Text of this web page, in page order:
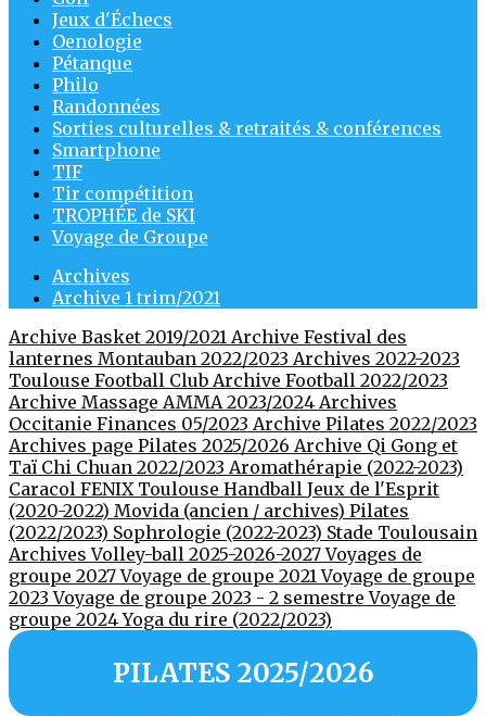
Jeux d'Échecs
Oenologie
Pétanque
Philo
Randonnées
Sorties culturelles & retraités & conférences
Smartphone
TIF
Tir compétition
TROPHÉE de SKI
Voyage de Groupe
Archives
Archive 1 trim/2021
Archive Basket 2019/2021 Archive Festival des
lanternes Montauban 2022/2023 Archives 2022-2023
Toulouse Football Club Archive Football 2022/2023
Archive Massage AMMA 2023/2024 Archives
Occitanie Finances 05/2023 Archive Pilates 2022/2023
Archives page Pilates 2025/2026 Archive Qi Gong et
Taï Chi Chuan 2022/2023 Aromathérapie (2022-2023)
Caracol FENIX Toulouse Handball Jeux de l'Esprit
(2020-2022) Movida (ancien / archives) Pilates
(2022/2023) Sophrologie (2022-2023) Stade Toulousain
Archives Volley-ball 2025-2026-2027Voyages de
groupe 2027Voyage de groupe 2021Voyage de groupe
2023Voyage de groupe 2023 - 2 semestreVoyage de
groupe 2024Yoga du rire (2022/2023)
PILATES 2025/2026